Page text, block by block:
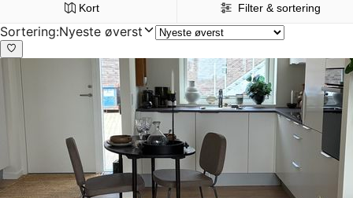
Kort Filter & sortering
Sortering:Nyeste øverst